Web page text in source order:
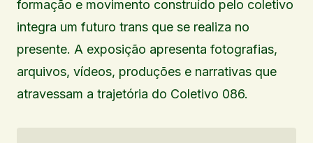
formação e movimento construído pelo coletivo
integra um futuro trans que se realiza no
presente. A exposição apresenta fotografias,
arquivos, vídeos, produções e narrativas que
atravessam a trajetória do Coletivo 086.